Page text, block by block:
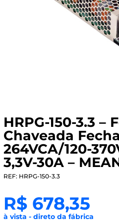
HRPG-150-3.3 –
Chaveada
264VCA/120-
3,3V-30A –
REF: HRPG-150-3.3
R$678,35
à vista - direto da fábrica